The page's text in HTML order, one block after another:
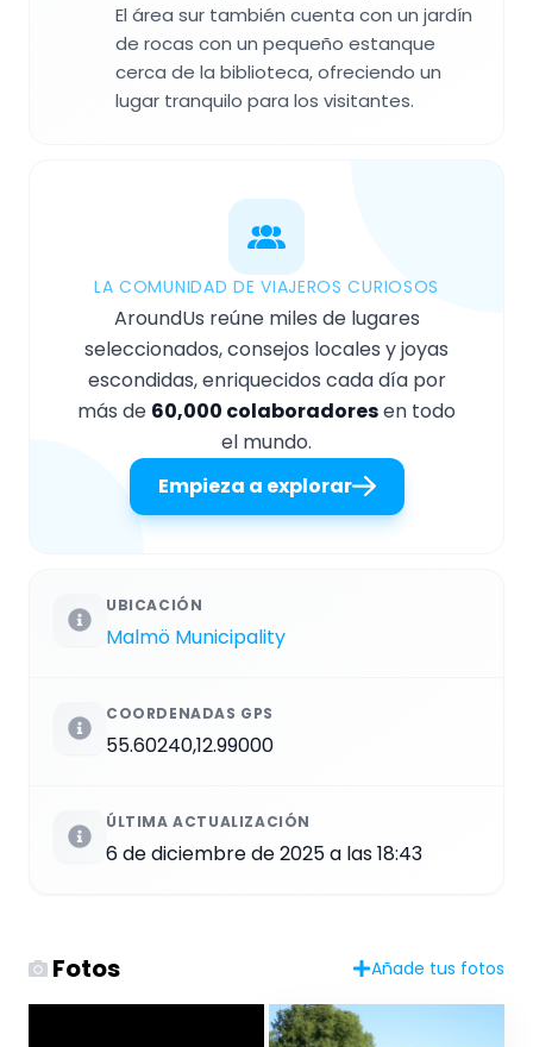
El área sur también cuenta con un jardín
de rocas con un pequeño estanque
cerca de la biblioteca, ofreciendo un
lugar tranquilo para los visitantes.
LA COMUNIDAD DE VIAJEROS CURIOSOS
AroundUs reúne miles de lugares
seleccionados, consejos locales y joyas
escondidas, enriquecidos cada día por
más de 60,000 colaboradoresen todo
el mundo.
Empieza a explorar
UBICACIÓN
Malmö Municipality
COORDENADAS GPS
55.60240,12.99000
ÚLTIMA ACTUALIZACIÓN
6 de diciembre de 2025 a las 18:43
Fotos Añade tus fotos